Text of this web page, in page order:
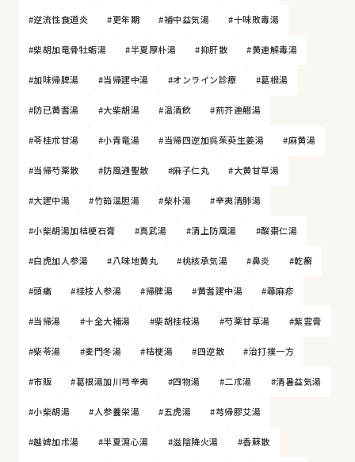
#逆流性食道炎 #更年期 #補中益気湯 #十味敗毒湯
#柴胡加竜骨牡蛎湯 #半夏厚朴湯 #抑肝散 #黄連解毒湯
#加味帰脾湯 #当帰建中湯 #オンライン診療 #葛根湯
#防已黄耆湯 #大柴胡湯 #温清飲 #荊芥連翹湯
#苓桂朮甘湯 #小青竜湯 #当帰四逆加呉茱萸生姜湯 #麻黄湯
#当帰芍薬散 #防風通聖散 #麻子仁丸 #大黄甘草湯
#大建中湯 #竹筎温胆湯 #柴朴湯 #辛夷清肺湯
#小柴胡湯加桔梗石膏 #真武湯 #清上防風湯 #酸棗仁湯
#白虎加人参湯 #八味地黄丸 #桃核承気湯 #鼻炎 #乾癬
#頭痛 #桂枝人参湯 #帰脾湯 #黄耆建中湯 #蕁麻疹
#当帰湯 #十全大補湯 #柴胡桂枝湯 #芍薬甘草湯 #紫雲膏
#柴苓湯 #麦門冬湯 #桔梗湯 #四逆散 #治打撲一方
#市販 #葛根湯加川芎辛夷 #四物湯 #二朮湯 #清暑益気湯
#小柴胡湯 #人参養栄湯 #五虎湯 #芎帰膠艾湯
#越婢加朮湯 #半夏瀉心湯 #滋陰降火湯 #香蘇散